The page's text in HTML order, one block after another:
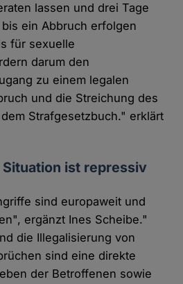
lassen und drei Tage
ein Abbruch erfolgen
für sexuelle
darum den
zu einem legalen
und die Streichung des
Strafgesetzbuch." erklärt
ist repressiv
sind europaweit und
ergänzt Ines Scheibe."
die Illegalisierung von
sind eine direkte
der Betroffenen sowie